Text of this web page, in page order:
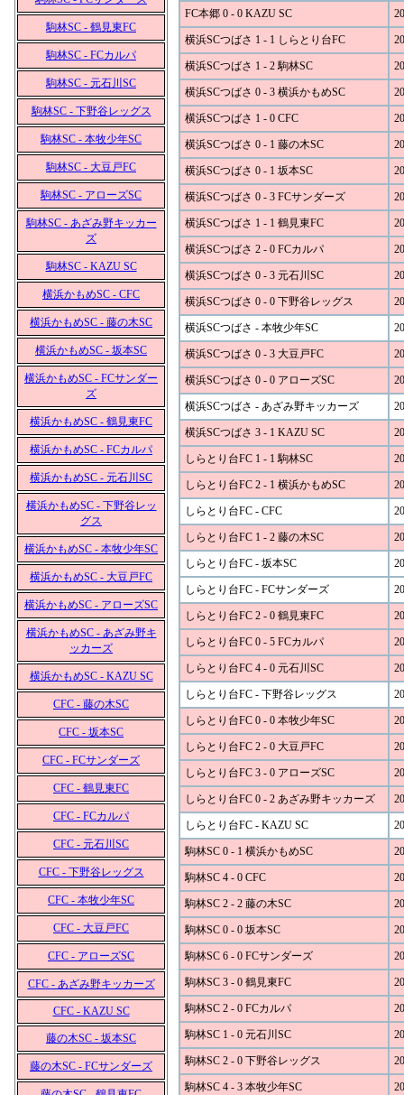
駒林SC - 鶴見東FC
駒林SC - FCカルパ
駒林SC - 元石川SC
駒林SC - 下野谷レッグス
駒林SC - 本牧少年SC
駒林SC - 大豆戸FC
駒林SC - アローズSC
駒林SC - あざみ野キッカー
ズ
駒林SC - KAZU SC
横浜かもめSC - CFC
横浜かもめSC - 藤の木SC
横浜かもめSC - 坂本SC
横浜かもめSC - FCサンダー
ズ
横浜かもめSC - 鶴見東FC
横浜かもめSC - FCカルパ
横浜かもめSC - 元石川SC
横浜かもめSC - 下野谷レッ
グス
横浜かもめSC - 本牧少年SC
横浜かもめSC - 大豆戸FC
横浜かもめSC - アローズSC
横浜かもめSC - あざみ野キ
ッカーズ
横浜かもめSC - KAZU SC
CFC - 藤の木SC
CFC - 坂本SC
CFC - FCサンダーズ
CFC - 鶴見東FC
CFC - FCカルパ
CFC - 元石川SC
CFC - 下野谷レッグス
CFC - 本牧少年SC
CFC - 大豆戸FC
CFC - アローズSC
CFC - あざみ野キッカーズ
CFC - KAZU SC
藤の木SC - 坂本SC
藤の木SC - FCサンダーズ
FC本郷 0 - 0 KAZU SC
横浜SCつばさ 1 - 1 しらとり台FC
横浜SCつばさ 1 - 2 駒林SC
横浜SCつばさ 0 - 3 横浜かもめSC
横浜SCつばさ 1 - 0 CFC
横浜SCつばさ 0 - 1 藤の木SC
横浜SCつばさ 0 - 1 坂本SC
横浜SCつばさ 0 - 3 FCサンダーズ
横浜SCつばさ 1 - 1 鶴見東FC
横浜SCつばさ 2 - 0 FCカルパ
横浜SCつばさ 0 - 3 元石川SC
横浜SCつばさ 0 - 0 下野谷レッグス
横浜SCつばさ - 本牧少年SC
横浜SCつばさ 0 - 3 大豆戸FC
横浜SCつばさ 0 - 0 アローズSC
横浜SCつばさ - あざみ野キッカーズ
横浜SCつばさ 3 - 1 KAZU SC
しらとり台FC 1 - 1 駒林SC
しらとり台FC 2 - 1 横浜かもめSC
しらとり台FC - CFC
しらとり台FC 1 - 2 藤の木SC
しらとり台FC - 坂本SC
しらとり台FC - FCサンダーズ
しらとり台FC 2 - 0 鶴見東FC
しらとり台FC 0 - 5 FCカルパ
しらとり台FC 4 - 0 元石川SC
しらとり台FC - 下野谷レッグス
しらとり台FC 0 - 0 本牧少年SC
しらとり台FC 2 - 0 大豆戸FC
しらとり台FC 3 - 0 アローズSC
しらとり台FC 0 - 2 あざみ野キッカーズ
しらとり台FC - KAZU SC
駒林SC 0 - 1 横浜かもめSC
駒林SC 4 - 0 CFC
駒林SC 2 - 2 藤の木SC
駒林SC 0 - 0 坂本SC
駒林SC 6 - 0 FCサンダーズ
駒林SC 3 - 0 鶴見東FC
駒林SC 2 - 0 FCカルパ
駒林SC 1 - 0 元石川SC
駒林SC 2 - 0 下野谷レッグス
駒林SC 4 - 3 本牧少年SC